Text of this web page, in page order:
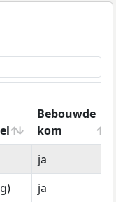
Bebouwde
kom
Bebouwde
kom
ja
ja